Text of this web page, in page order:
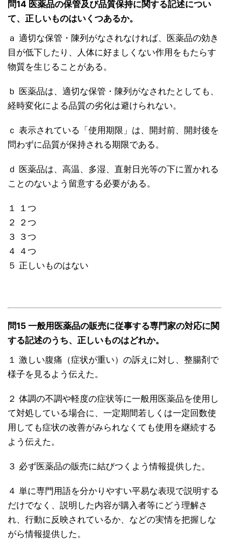
問14 医薬品の保管及び品質保持に関する記述につい
て、正しいものはいくつあるか。
ａ 適切な保管・陳列がなされなければ、医薬品の効き
目が低下したり、人体に好ましくない作用をもたらす
物質を生じることがある。
ｂ 医薬品は、適切な保管・陳列がなされたとしても、
経時変化による品質の劣化は避けられない。
ｃ 表示されている「使用期限」は、開封前、開封後を
問わずに品質が保持される期限である。
ｄ 医薬品は、高温、多湿、直射日光等の下に置かれる
ことのないよう留意する必要がある。
１ １つ
２ ２つ
３ ３つ
４ ４つ
５ 正しいものはない
問15 一般用医薬品の販売に従事する専門家の対応に関
する記述のうち、正しいものはどれか。
１ 激しい腹痛（症状が重い）の訴えに対し、整腸剤で
様子を見るよう伝えた。
２ 体調の不調や軽度の症状等に一般用医薬品を使用し
て対処している場合に、一定期間若しくは一定回数使
用しても症状の改善がみられなくても使用を継続する
よう伝えた。
３ 必ず医薬品の販売に結びつくよう情報提供した。
４ 単に専門用語を分かりやすい平易な表現で説明する
だけでなく、説明した内容が購入者等にどう理解さ
れ、行動に反映されているか、などの実情を把握しな
がら情報提供した。